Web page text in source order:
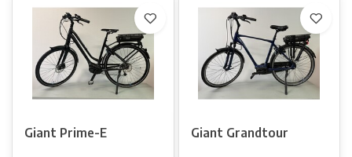
Giant Prime-E Giant Grandtour